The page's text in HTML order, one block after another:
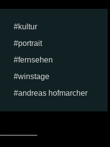
kultur
portrait
fernsehen
winstage
andreas hofmarcher